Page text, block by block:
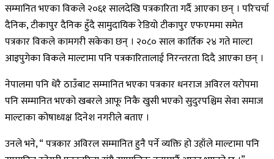
सम्मानित भएका विकले २०६१ सालदेखि पत्रकारिता गर्दै आएका छन् । परिचर्चा
दैनिक, टीकापुर दैनिक हुँदै सामुदायिक रेडियो टीकापुर एफएममा समेत
पत्रकार विकले कामगरी सकेका छन् । २०८० साल कार्तिक २४ गते माल्टा
आइपुगेका विकले माल्टामा पनि पत्रकारितालाई निरन्तरता दिदै आएका छन् ।
नेपालमा पनि धेरै ठाउँबाट सम्मानित भएका पत्रकार धनराज अविरल यरोपमा
पनि सम्मानित भएको खबरले आफू निकै खुसी भएको सुदुरपश्चिम सेवा समाज
माल्टाका कोषाध्यक्ष दिनेश नगरीले बताए ।
उनले भने, “ पत्रकार अविरल सम्मानित हुनै पर्ने व्यक्ति हो उहाँले माल्टामा पनि